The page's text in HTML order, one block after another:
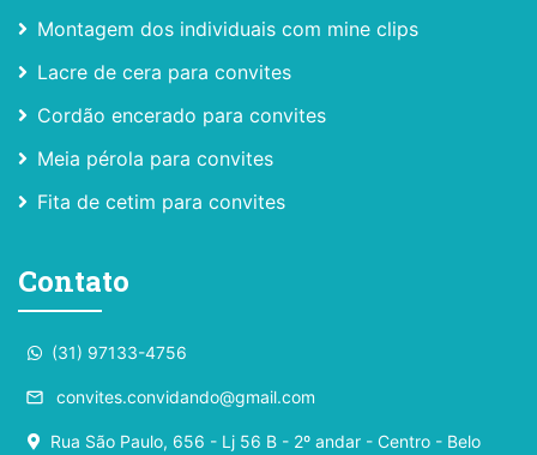
Montagem dos individuais com mine clips
Lacre de cera para convites
Cordão encerado para convites
Meia pérola para convites
Fita de cetim para convites
Contato
(31) 97133-4756
email convites.convidando@gmail.com
Rua São Paulo, 656 - Lj 56 B - 2º andar - Centro - Belo